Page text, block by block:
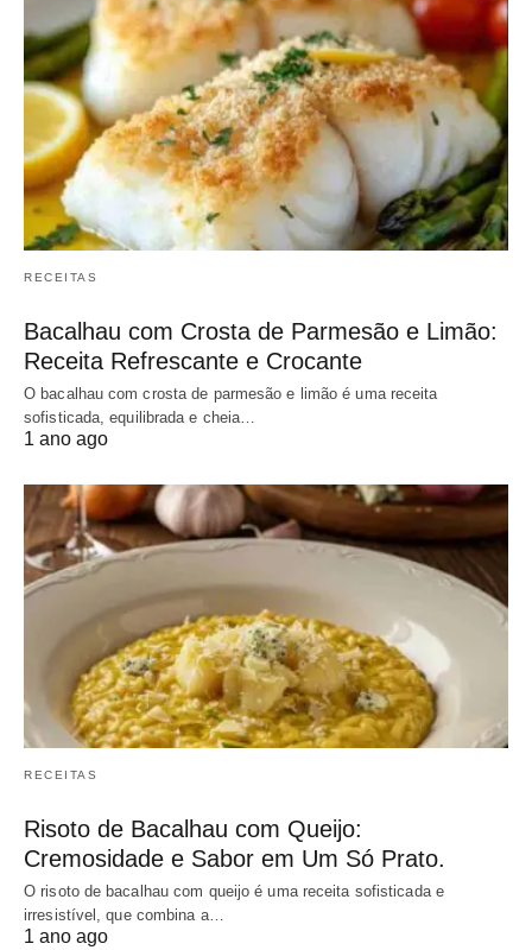
RECEITAS
Bacalhau com Crosta de Parmesão e Limão:
Receita Refrescante e Crocante
O bacalhau com crosta de parmesão e limão é uma receita
sofisticada, equilibrada e cheia…
1 ano ago
RECEITAS
Risoto de Bacalhau com Queijo:
Cremosidade e Sabor em Um Só Prato.
O risoto de bacalhau com queijo é uma receita sofisticada e
irresistível, que combina a…
1 ano ago